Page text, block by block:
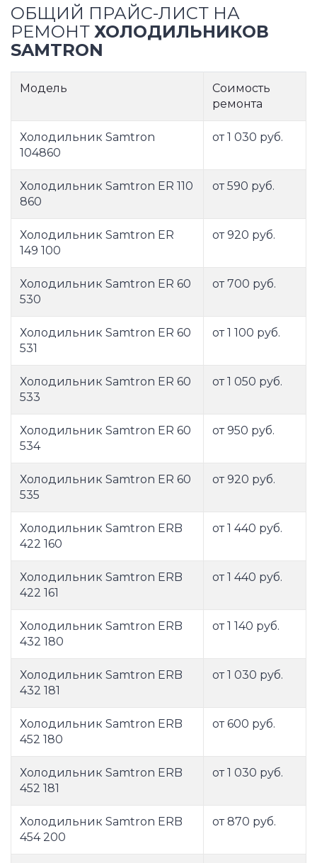
ОБЩИЙ ПРАЙС-ЛИСТ НА
РЕМОНТ ХОЛОДИЛЬНИКОВ
SAMTRON
Модель
Соимость
ремонта
Холодильник Samtron
104860
от 1 030 руб.
Холодильник Samtron ER 110
860
от 590 руб.
Холодильник Samtron ER
149 100
от 920 руб.
Холодильник Samtron ER 60
530
от 700 руб.
Холодильник Samtron ER 60
531
от 1 100 руб.
Холодильник Samtron ER 60
533
от 1 050 руб.
Холодильник Samtron ER 60
534
от 950 руб.
Холодильник Samtron ER 60
535
от 920 руб.
Холодильник Samtron ERB
422 160
от 1 440 руб.
Холодильник Samtron ERB
422 161
от 1 440 руб.
Холодильник Samtron ERB
432 180
от 1 140 руб.
Холодильник Samtron ERB
432 181
от 1 030 руб.
Холодильник Samtron ERB
452 180
от 600 руб.
Холодильник Samtron ERB
452 181
от 1 030 руб.
Холодильник Samtron ERB
454 200
от 870 руб.